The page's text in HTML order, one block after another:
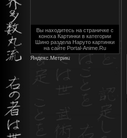
Вы находитесь на страничке с
коноха Картинки в категории
Шино раздела Наруто картинки
на сайте Portal-Anime.Ru